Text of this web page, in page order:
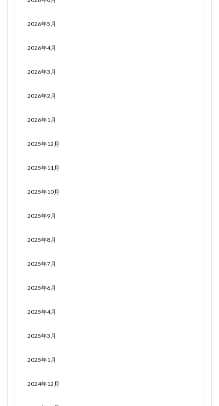
2026年5月
2026年4月
2026年3月
2026年2月
2026年1月
2025年12月
2025年11月
2025年10月
2025年9月
2025年8月
2025年7月
2025年6月
2025年4月
2025年3月
2025年1月
2024年12月